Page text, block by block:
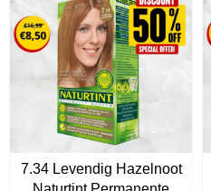
7.34 Levendig Hazelnoot